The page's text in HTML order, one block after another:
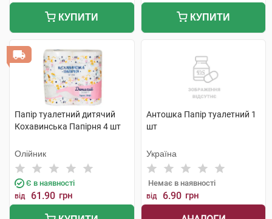
КУПИТИ КУПИТИ
Папір туалетний дитячий
Кохавинська Папірня 4 шт
Олійник
Є в наявності
від 61.90 грн
Антошка Папір туалетний 1
шт
Україна
Немає в наявності
від 6.90 грн